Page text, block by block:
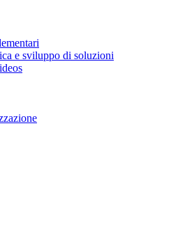
e sviluppo di soluzioni